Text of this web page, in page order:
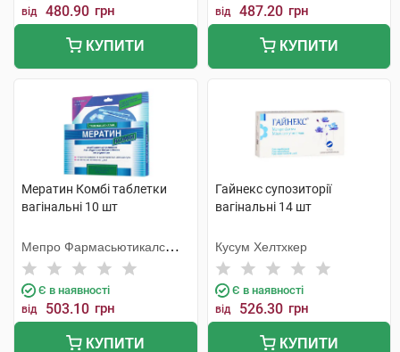
від 480.90 грн
КУПИТИ
від 487.20 грн
КУПИТИ
Мератин Комбі таблетки
вагінальні 10 шт
Мепро Фармасьютикалс
Пріват
Є в наявності
від 503.10 грн
КУПИТИ
Гайнекс супозиторії
вагінальні 14 шт
Кусум Хелтхкер
Є в наявності
від 526.30 грн
КУПИТИ